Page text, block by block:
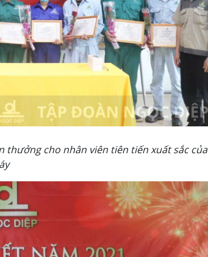
thưởng cho nhân viên tiên tiến xuất sắc của